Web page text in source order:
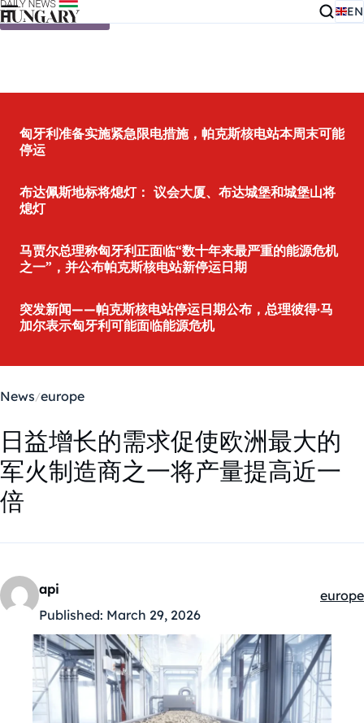
Skip to content EN
匈牙利准备实施紧急限电措施，帕克斯核电站本周末可能
停运
布达佩斯地标将熄灯： 议会大厦、布达城堡和城堡山将
熄灯
马贾尔总理称匈牙利正面临“数十年来最严重的能源危机
之一”，并公布帕克斯核电站新停运日期
突发新闻——帕克斯核电站停运日期公布，总理彼得·马
加尔表示匈牙利可能面临能源危机
News europe
日益增长的需求促使欧洲最大的
军火制造商之一将产量提高近一
倍
api
Published: March 29, 2026
europe